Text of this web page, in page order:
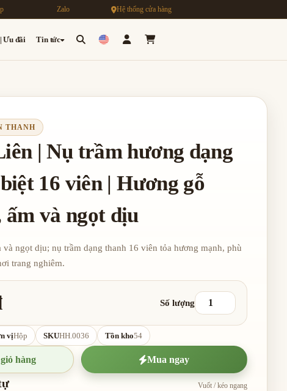
Zalo Hệ thống cửa hàng
Ưu đãi Tin tức
THANH
| Nụ trầm hương dạng
16 viên | Hương gỗ
và ngọt dịu
và ngọt dịu; nụ trầm dạng thanh 16 viên tỏa hương mạnh, phù
trang nghiêm.
Số lượng
vịHộp SKUHH.0036 Tồn kho54
hàng Mua ngay
Vuốt / kéo ngang